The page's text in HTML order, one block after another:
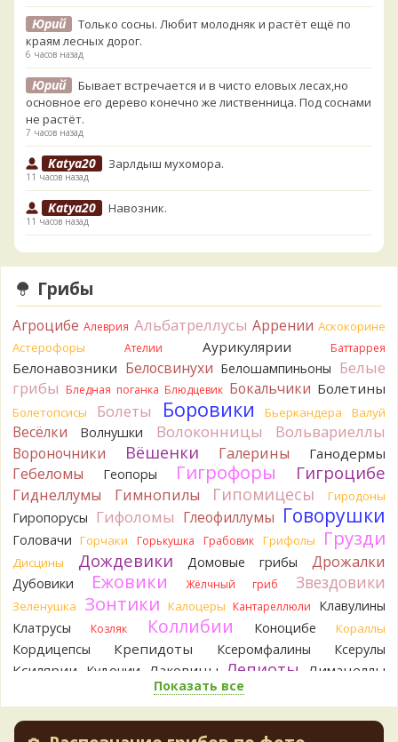
Юрий
Только сосны. Любит молодняк и растёт ещё по
краям лесных дорог.
6 часов назад
Юрий
Бывает встречается и в чисто еловых лесах,но
основное его дерево конечно же лиственница. Под соснами
не растёт.
7 часов назад
Katya20 Зарлдыш мухомора.
11 часов назад
Katya20 Навозник.
11 часов назад
Verona Скорее всего он.
1 день назад
Verona
1 день назад
Verona
Рядовка мыльная, судя по пластинкам.
Правильно сделали, что не взяли.
1 день назад
BorisM Подгруздок чёрный, или близкие виды
1 день назад
BorisM Сдаётся мне, на земле и в руке - разные грибы.
1 день назад
Кирилл
Вони не было, но вода и гриб при варке
начали желтеть. Выкинул. Большое спасибо.
1 день назад
Кирилл Спасибо.
1 день назад
Tatiana_A
Да. Но они не все безоговорочно
съедобны.
Tatiana_A
В следующий раз вырвите его целиком и
разрежьте ножку вертикально. Именно вертикально.
Пожелтение у самого основания - значит, Ш. Желтокожий,
ядовит. Иногда полезно гриб сварить, Желтокожий и еще
Грибы
Агроцибе Алеврия Альбатреллусы Аррении Аскокорине
Астерофоры
Ателии Аурикулярии Баттаррея
Белонавозники Белосвинухи Белошампиньоны Белые
грибы Бледная поганка Блюдцевик Бокальчики Болетины
Болетопсисы Болеты Боровики Бьеркандера Валуй
Весёлки Волнушки Волоконницы Вольвариеллы
Вороночники Вёшенки Галерины Ганодермы
Гебеломы Геопоры Гигрофоры Гигроцибе
Гиднеллумы Гимнопилы Гипомицесы Гиродоны
Гиропорусы Гифоломы Глеофиллумы Говорушки
Головачи Горчаки Горькушка Грабовик Грифолы Грузди
Дисцины Дождевики Домовые грибы Дрожалки
Дубовики Ежовики Жёлчный гриб Звездовики
Зеленушка Зонтики Калоцеры Кантареллюли
Клавулины
Клатрусы
Козляк Коллибии Коноцибе Кораллы
Кордицепсы Крепидоты Ксеромфалины Ксерулы
Ксилярии Кудонии Лаковицы Лепиоты Лимацеллы
Лисички
Ложнодождевики Ложные лисички Ложные опята
Лопастники Маслята Меланолеуки
Показать все